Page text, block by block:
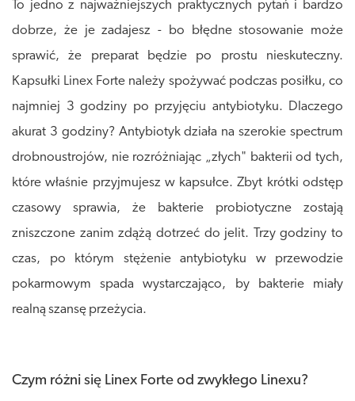
To jedno z najważniejszych praktycznych pytań i bardzo
dobrze, że je zadajesz - bo błędne stosowanie może
sprawić, że preparat będzie po prostu nieskuteczny.
Kapsułki Linex Forte należy spożywać podczas posiłku, co
najmniej 3 godziny po przyjęciu antybiotyku. Dlaczego
akurat 3 godziny? Antybiotyk działa na szerokie spectrum
drobnoustrojów, nie rozróżniając „złych" bakterii od tych,
które właśnie przyjmujesz w kapsułce. Zbyt krótki odstęp
czasowy sprawia, że bakterie probiotyczne zostają
zniszczone zanim zdążą dotrzeć do jelit. Trzy godziny to
czas, po którym stężenie antybiotyku w przewodzie
pokarmowym spada wystarczająco, by bakterie miały
realną szansę przeżycia.
Czym różni się Linex Forte od zwykłego Linexu?